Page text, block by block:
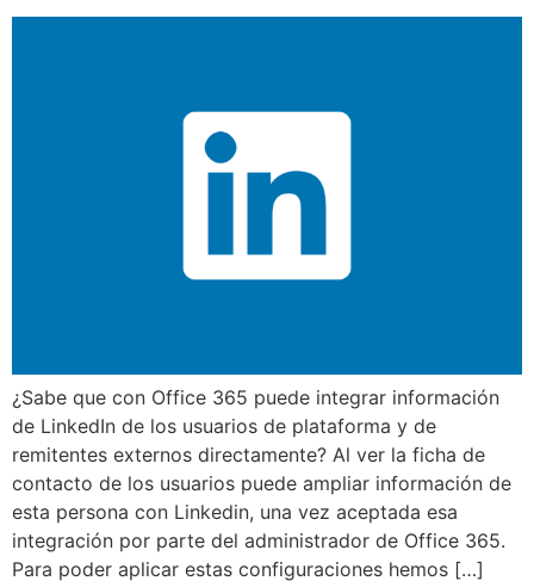
¿Sabe que con Office 365 puede integrar información
de LinkedIn de los usuarios de plataforma y de
remitentes externos directamente? Al ver la ficha de
contacto de los usuarios puede ampliar información de
esta persona con Linkedin, una vez aceptada esa
integración por parte del administrador de Office 365.
Para poder aplicar estas configuraciones hemos […]